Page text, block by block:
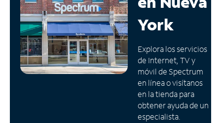
Administrar
cuenta
Encuentra
una
tienda
York
Explora los servicios
de Internet, TV y
móvil de Spectrum
en línea o visítanos
en la tienda para
obtener ayuda de un
especialista.